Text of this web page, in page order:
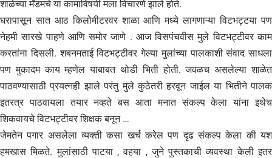
शाळेच्या मॅडमचे या कामाविषयी मला विचारणे झाले होते.
घरापासून सात आठ किलोमीटरवर शाळा आणि मध्ये लागणाऱ्या विटभट्टया पण
नेहमी सारखे पाहणे आणि समोर जाणे . आज विसपंचवीस मुले विटभट्टीवर काम
करतांना दिसली. शबनमताई विटभट्टीवर गेल्या मुलांच्या पालकाशी संवाद साधला
पण मुकादम काय म्हणेल याबाबत थोडी भिती होती. जवळच असलेल्या शाळेत
पाठवण्यासाठी प्रयत्नही झाले परंतु मुले कुठेतरी हरवून जाईल या भितीने पालक
इतरत्र पाठवायला तयार नव्हते बस आता मनात संकल्प केला यांना इथेच
शिकवायचे विटभट्टीवर शिक्षक बनून …
जेमतेन पगार असलेला व्यक्ती कसा खर्च करेल पण दृढ संकल्प केला की यश
हमखास मिळते. मुलांसाठी पाटया , वहया , जुने पुस्तकाची व्यवस्था केली इतर